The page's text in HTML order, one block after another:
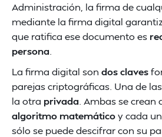
Administración, la firma de
mediante la firma digital
que ratifica ese documento es
persona
La firma digital son dos claves
parejas criptográficas. Una de
la otra privada . Ambas se
algoritmo matemáticoy cada
sólo se puede descifrar con su